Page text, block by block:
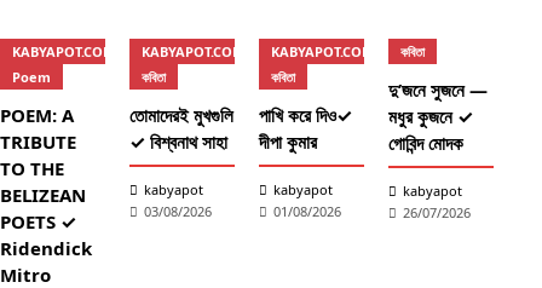
KABYAPOT.COM
Poem
POEM: A
TRIBUTE
TO THE
BELIZEAN
POETS ✓
Ridendick
Mitro
KABYAPOT.COM
কবিতা
তোমাদেরই মুখগুলি
✓ বিশ্বনাথ সাহা
kabyapot
03/08/2026
KABYAPOT.COM
কবিতা
পাখি করে দিও✓
দীপা কুমার
kabyapot
01/08/2026
কবিতা
দু’জনে সুজনে —
মধুর কুজনে ✓
গোবিন্দ মোদক
kabyapot
26/07/2026